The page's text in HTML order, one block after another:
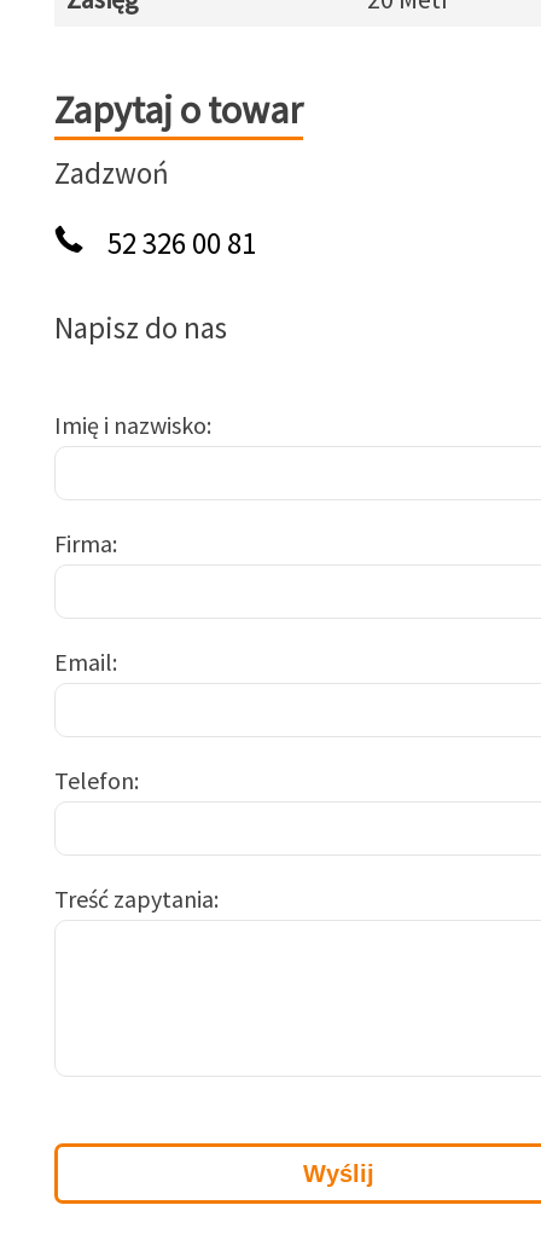
Zapytaj o towar
Zapytaj o towar
Zadzwoń
52 326 00 81
Napisz do nas
Imię i nazwisko
Firma
Email
Telefon
Treść zapytania